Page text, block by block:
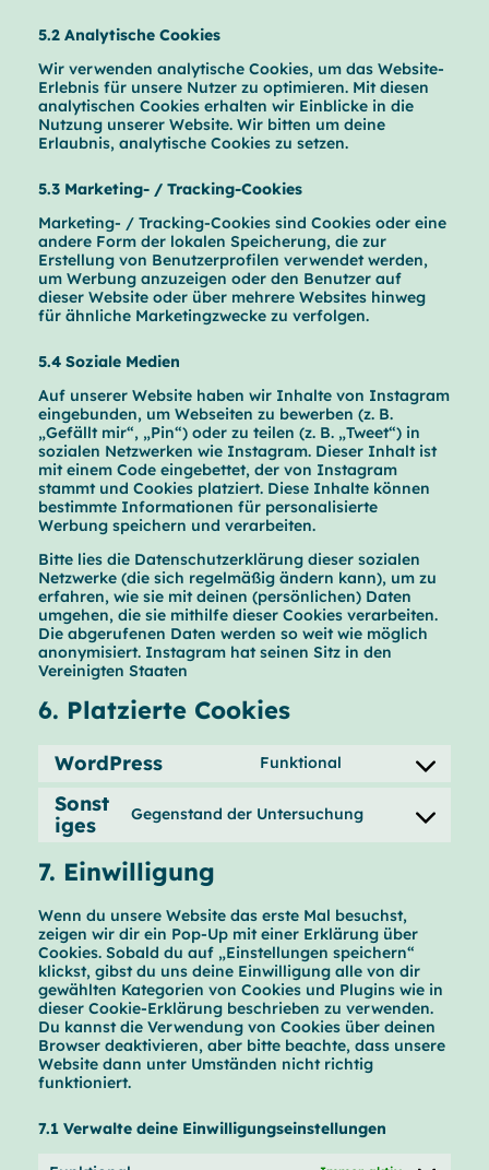
5.2 Analytische Cookies
Wir verwenden analytische Cookies, um das Website-
Erlebnis für unsere Nutzer zu optimieren. Mit diesen
analytischen Cookies erhalten wir Einblicke in die
Nutzung unserer Website. Wir bitten um deine
Erlaubnis, analytische Cookies zu setzen.
5.3 Marketing- / Tracking-Cookies
Marketing- / Tracking-Cookies sind Cookies oder eine
andere Form der lokalen Speicherung, die zur
Erstellung von Benutzerprofilen verwendet werden,
um Werbung anzuzeigen oder den Benutzer auf
dieser Website oder über mehrere Websites hinweg
für ähnliche Marketingzwecke zu verfolgen.
5.4 Soziale Medien
Auf unserer Website haben wir Inhalte von Instagram
eingebunden, um Webseiten zu bewerben (z. B.
„Gefällt mir“, „Pin“) oder zu teilen (z. B. „Tweet“) in
sozialen Netzwerken wie Instagram. Dieser Inhalt ist
mit einem Code eingebettet, der von Instagram
stammt und Cookies platziert. Diese Inhalte können
bestimmte Informationen für personalisierte
Werbung speichern und verarbeiten.
Bitte lies die Datenschutzerklärung dieser sozialen
Netzwerke (die sich regelmäßig ändern kann), um zu
erfahren, wie sie mit deinen (persönlichen) Daten
umgehen, die sie mithilfe dieser Cookies verarbeiten.
Die abgerufenen Daten werden so weit wie möglich
anonymisiert. Instagram hat seinen Sitz in den
Vereinigten Staaten
6. Platzierte Cookies
WordPress Funktional
n
s
o
s
e
r
v
i
c
e
w
d
p
Sonst
iges
Gegenstand der Untersuchung
n
t
t
o
s
e
r
v
o
7. Einwilligung
Wenn du unsere Website das erste Mal besuchst,
zeigen wir dir ein Pop-Up mit einer Erklärung über
Cookies. Sobald du auf „Einstellungen speichern“
klickst, gibst du uns deine Einwilligung alle von dir
gewählten Kategorien von Cookies und Plugins wie in
dieser Cookie-Erklärung beschrieben zu verwenden.
Du kannst die Verwendung von Cookies über deinen
Browser deaktivieren, aber bitte beachte, dass unsere
Website dann unter Umständen nicht richtig
funktioniert.
7.1 Verwalte deine Einwilligungseinstellungen